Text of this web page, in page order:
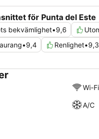
för Punta del Este
bekvämlighet•9,6
•9,4 Renlighet•9,3
Wi-
A/C